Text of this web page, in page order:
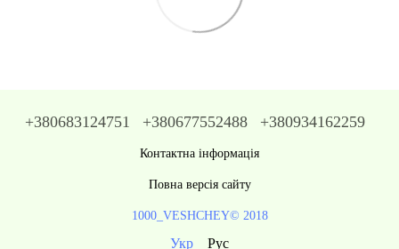
+380683124751 +380677552488 +380934162259
Контактна інформація
Повна версія сайту
1000_VESHCHEY© 2018
Укр Рус